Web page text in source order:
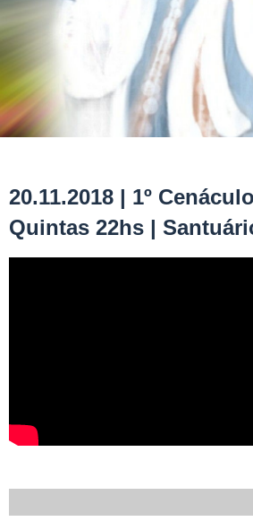
20.11.2018 | 1º
Quintas 22hs |